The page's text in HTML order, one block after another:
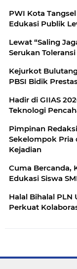
PWI Kota
Edukasi Publik
Lewat “Saling
Serukan
Kejurkot
PBSI Bidik
Hadir di GIIAS
Teknologi
Pimpinan
Sekelompok Pria
Kejadian
Cuma Bercanda,
Edukasi Siswa
Halal Bihalal PLN
Perkuat